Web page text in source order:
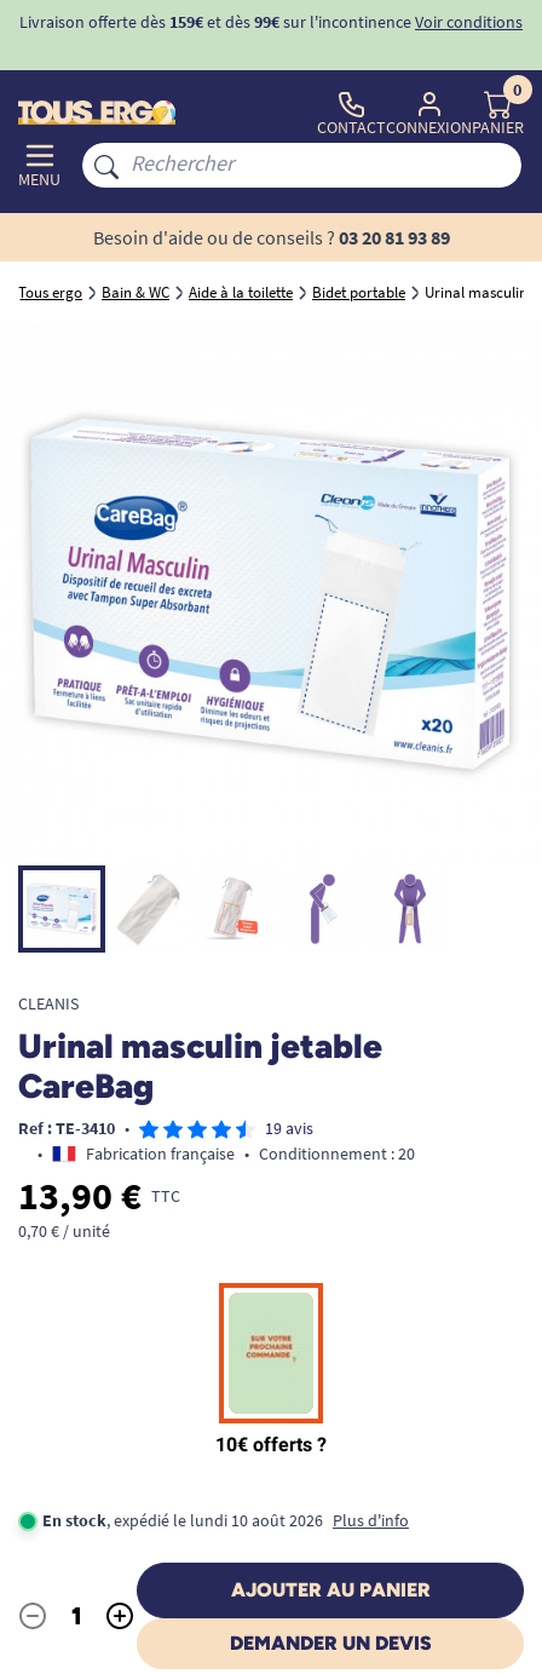
Livraison offerte dès 159€et dès99€sur l'incontinenceVoir conditions
MENU
CONTACTCONNEXION
0
PANIER
Besoin d'aide ou de conseils ? 03 20 81 93 89
Tous ergo Bain & WC Aide à la toilette Bidet portable Urinal masculin
CLEANIS
Urinal masculin jetable
CareBag
Ref : TE-3410 •
19 avis
•
Fabrication française • Conditionnement : 20
13,90 € TTC
0,70 € / unité
En stock, expédié le lundi 10 août 2026 Plus d'info
Quantité
- +
AJOUTER AU PANIER
DEMANDER UN DEVIS